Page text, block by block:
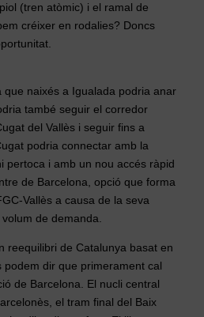
(tren atòmic) i el ramal de
créixer en rodalies? Doncs
que naixés a Igualada podria anar
també seguir el corredor
del Vallès i seguir fins a
podria connectar amb la
pertoca i amb un nou accés ràpid
de Barcelona, opció que forma
Vallès a causa de la seva
de demanda.
reequilibri de Catalunya basat en
podem dir que primerament cal
de Barcelona. El nucli central
el tram final del Baix